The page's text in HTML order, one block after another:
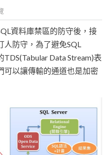
資料庫禁區的防守後，接
人防守，為了避免SQL
TDS(Tabular Data Stream)表
可以讓傳輸的通道也是加密